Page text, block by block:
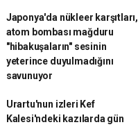
Japonya'da nükleer karşıtları,
atom bombası mağduru
"hibakuşaların" sesinin
yeterince duyulmadığını
savunuyor
Urartu'nun izleri Kef
Kalesi'ndeki kazılarda gün